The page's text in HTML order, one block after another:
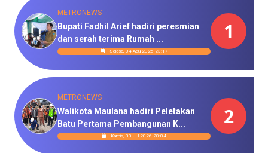
METRONEWS
Bupati Fadhil Arief hadiri peresmian
dan serah terima Rumah ...
Selasa, 04 Agu 2026 23:17
1
METRONEWS
Walikota Maulana hadiri Peletakan
Batu Pertama Pembangunan K...
Kamis, 30 Jul 2026 20:04
2